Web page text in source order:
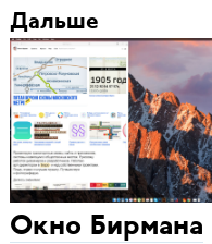
Дальше
Окно Бирмана